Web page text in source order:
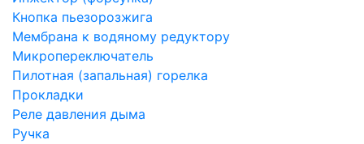
Кнопка пьезорозжига
Мембрана к водяному редуктору
Микропереключатель
Пилотная (запальная) горелка
Прокладки
Реле давления дыма
Ручка